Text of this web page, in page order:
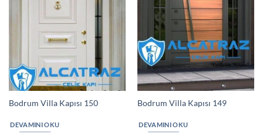
Bodrum Villa Kapısı 150
DEVAMINI OKU
Bodrum Villa Kapısı 149
DEVAMINI OKU